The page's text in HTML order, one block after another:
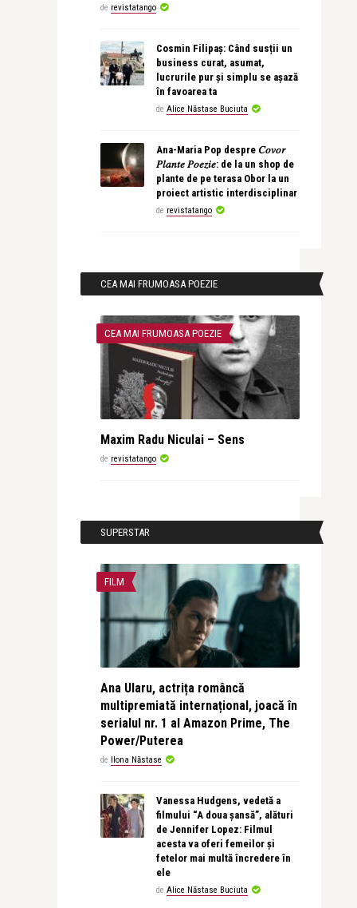
de revistatango
Cosmin Filipaș: Când susții un
business curat, asumat,
lucrurile pur și simplu se așază
în favoarea ta
de Alice Năstase Buciuta
Ana-Maria Pop despre 𝐶𝑜𝑣𝑜𝑟
𝑃𝑙𝑎𝑛𝑡𝑒 𝑃𝑜𝑒𝑧𝑖𝑒: de la un shop de
plante de pe terasa Obor la un
proiect artistic interdisciplinar
de revistatango
CEA MAI FRUMOASA POEZIE
CEA MAI FRUMOASA POEZIE
Maxim Radu Niculai – Sens
de revistatango
SUPERSTAR
FILM
Ana Ularu, actrița româncă
multipremiată internațional, joacă în
serialul nr. 1 al Amazon Prime, The
Power/Puterea
de Ilona Năstase
Vanessa Hudgens, vedetă a
filmului “A doua șansă”, alături
de Jennifer Lopez: Filmul
acesta va oferi femeilor și
fetelor mai multă încredere în
ele
de Alice Năstase Buciuta